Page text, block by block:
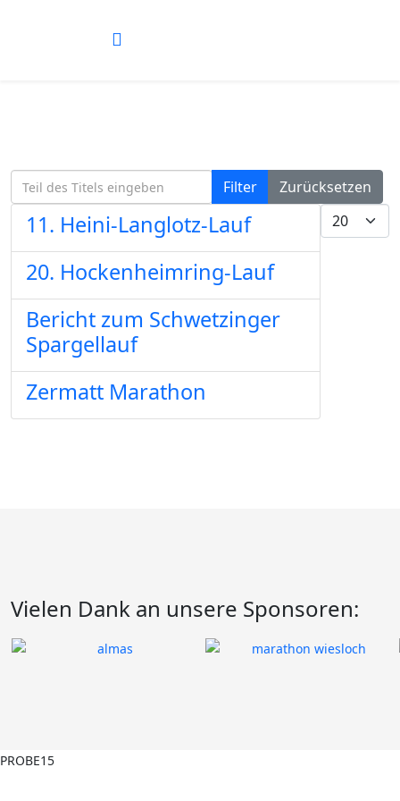
Teil des Titels eingeben Filter Zurücksetzen
Anzeige #
11. Heini-Langlotz-Lauf
20. Hockenheimring-Lauf
Bericht zum Schwetzinger
Spargellauf
Zermatt Marathon
Vielen Dank an unsere Sponsoren: